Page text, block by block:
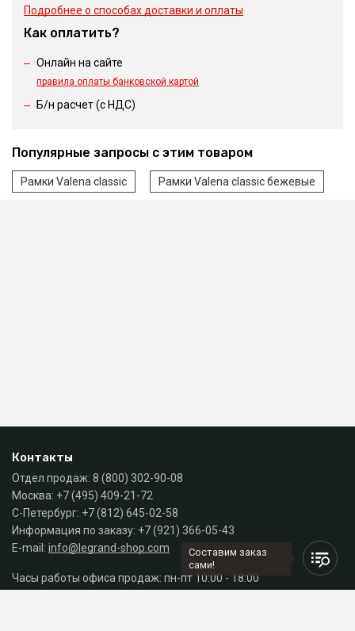
Подробнее о способах доставки и оплаты
Как оплатить?
Онлайн на сайте
правила оплаты банковской картой
Б/н расчет (c НДС)
Популярные запросы с этим товаром
Рамки Valena classic Рамки Valena classic бежевые
Контакты
Отдел продаж: 8 (800) 302-90-08
Москва: +7 (495) 409-21-72
С-Петербург: +7 (812) 645-02-58
Информация по заказу: +7 (921) 366-05-43
E-mail: info@legrand-shop.com
Часы работы офиса продаж: пн-пт 10:00 - 18:00
Составим заказ
сами!